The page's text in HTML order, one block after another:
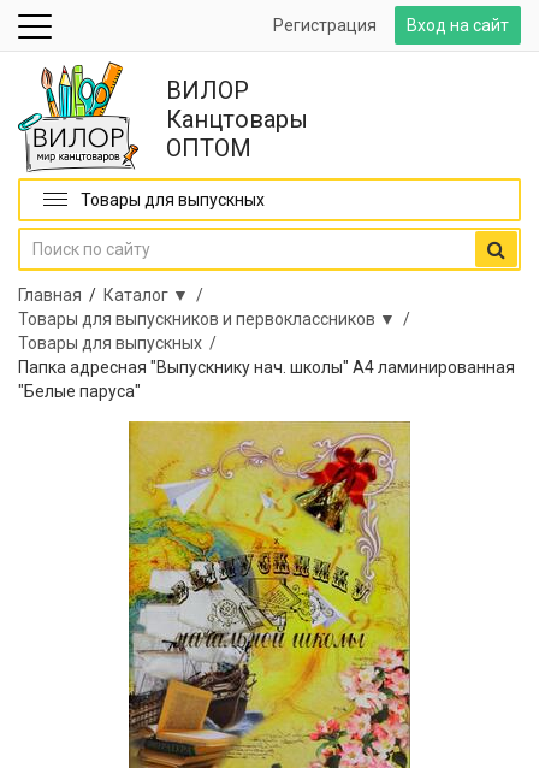
Вход на сайт
Регистрация
ВИЛОР
Канцтовары
ОПТОМ
Товары для выпускных
Главная / Каталог ▼ /
Товары для выпускников и первоклассников ▼ /
Товары для выпускных /
Папка адресная "Выпускнику нач. школы" А4 ламинированная
"Белые паруса"